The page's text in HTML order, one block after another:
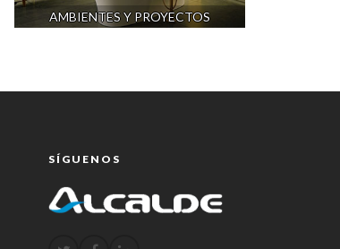
AMBIENTES Y PROYECTOS
SÍGUENOS